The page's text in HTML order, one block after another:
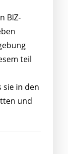
BIZ-
teil
sie in den
und